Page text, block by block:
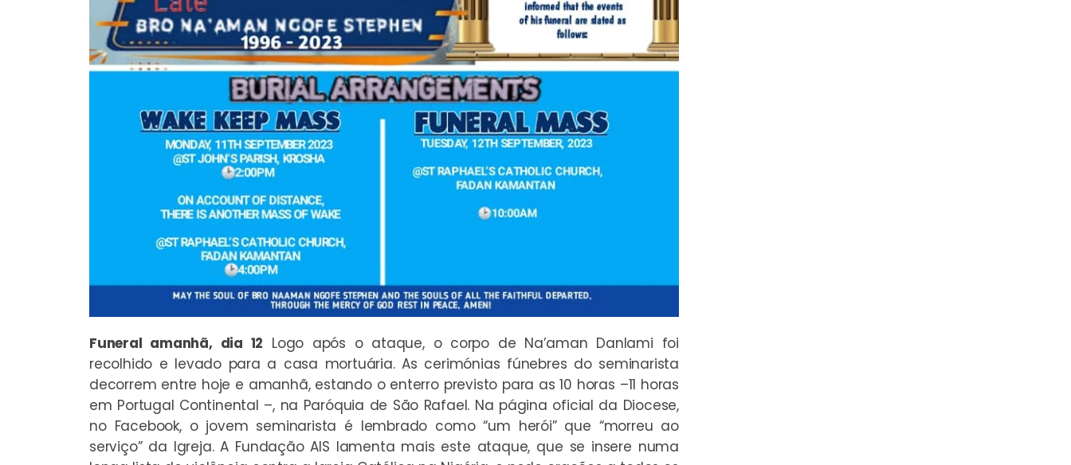
Funeral amanhã, dia 12 Logo após o ataque, o corpo de Na’aman Danlami foi
recolhido e levado para a casa mortuária. As cerimónias fúnebres do seminarista
decorrem entre hoje e amanhã, estando o enterro previsto para as 10 horas –11 horas
em Portugal Continental –, na Paróquia de São Rafael. Na página oficial da Diocese,
no Facebook, o jovem seminarista é lembrado como “um herói” que “morreu ao
serviço” da Igreja. A Fundação AIS lamenta mais este ataque, que se insere numa